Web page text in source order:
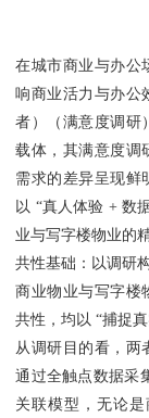
在城市商业与办公
响商业活力与办公
者）（满意度调研
载体，其满意度调
需求的差异呈现鲜
以 “真人体验 + 数
业与写字楼物业的
共性基础：以调研
商业物业与写字楼
共性，均以 “捕捉
从调研目的看，两
通过全触点数据采
关联模型，无论